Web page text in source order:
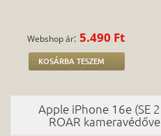
Webshop ár:5.490 Ft
KOSÁRBA TESZEM
Apple iPhone 16e (SE
ROAR